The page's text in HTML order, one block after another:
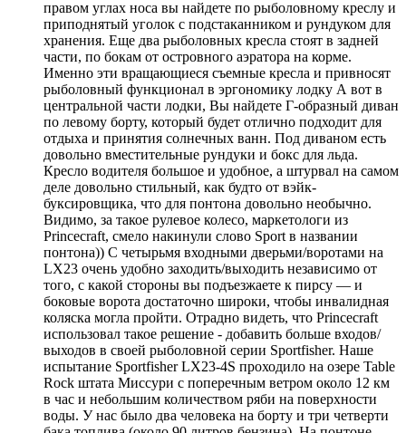
правом углах носа вы найдете по рыболовному креслу и
приподнятый уголок с подстаканником и рундуком для
хранения. Еще два рыболовных кресла стоят в задней
части, по бокам от островного аэратора на корме.
Именно эти вращающиеся съемные кресла и привносят
рыболовный функционал в эргономику лодку А вот в
центральной части лодки, Вы найдете Г-образный диван
по левому борту, который будет отлично подходит для
отдыха и принятия солнечных ванн. Под диваном есть
довольно вместительные рундуки и бокс для льда.
Кресло водителя большое и удобное, а штурвал на самом
деле довольно стильный, как будто от вэйк-
буксировщика, что для понтона довольно необычно.
Видимо, за такое рулевое колесо, маркетологи из
Princecraft, смело накинули слово Sport в названии
понтона)) С четырьмя входными дверьми/воротами на
LX23 очень удобно заходить/выходить независимо от
того, с какой стороны вы подъезжаете к пирсу — и
боковые ворота достаточно широки, чтобы инвалидная
коляска могла пройти. Отрадно видеть, что Princecraft
использовал такое решение - добавить больше входов/
выходов в своей рыболовной серии Sportfisher. Наше
испытание Sportfisher LX23-4S проходило на озере Table
Rock штата Миссури с поперечным ветром около 12 км
в час и небольшим количеством ряби на поверхности
воды. У нас было два человека на борту и три четверти